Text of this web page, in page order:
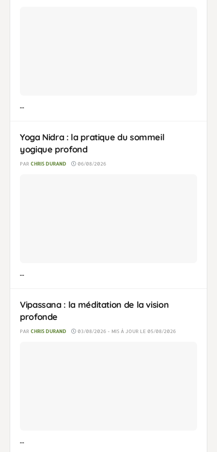
...
Yoga Nidra : la pratique du sommeil
yogique profond
PAR CHRIS DURAND 06/08/2026
...
Vipassana : la méditation de la vision
profonde
PAR CHRIS DURAND 03/08/2026 - MIS À JOUR LE 05/08/2026
...